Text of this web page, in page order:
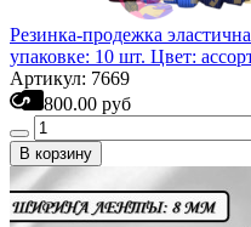
Резинка-продежка
упаковке: 10 шт. Цвет:
Артикул: 7669
800.00 руб
В корзину